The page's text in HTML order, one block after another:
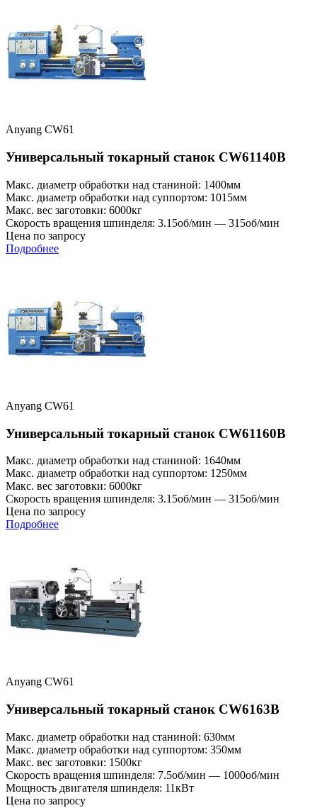
Anyang CW61
Универсальный токарный станок CW61140B
Макс. диаметр обработки над станиной: 1400мм
Макс. диаметр обработки над суппортом: 1015мм
Макс. вес заготовки: 6000кг
Скорость вращения шпинделя: 3.15об/мин — 315об/мин
Цена по запросу
Подробнее
Anyang CW61
Универсальный токарный станок CW61160B
Макс. диаметр обработки над станиной: 1640мм
Макс. диаметр обработки над суппортом: 1250мм
Макс. вес заготовки: 6000кг
Скорость вращения шпинделя: 3.15об/мин — 315об/мин
Цена по запросу
Подробнее
Anyang CW61
Универсальный токарный станок CW6163B
Макс. диаметр обработки над станиной: 630мм
Макс. диаметр обработки над суппортом: 350мм
Макс. вес заготовки: 1500кг
Скорость вращения шпинделя: 7.5об/мин — 1000об/мин
Мощность двигателя шпинделя: 11кВт
Цена по запросу